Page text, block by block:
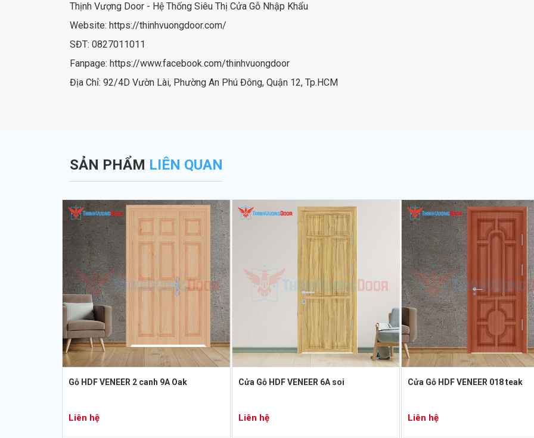
Thịnh Vượng Door - Hệ Thống Siêu Thị Cửa Gỗ Nhập Khẩu
Website: https://thinhvuongdoor.com/
SĐT: 0827011011
Fanpage: https://www.facebook.com/thinhvuongdoor
Địa Chỉ: 92/4D Vườn Lài, Phường An Phú Đông, Quận 12, Tp.HCM
SẢN PHẨM LIÊN QUAN
Gỗ HDF VENEER 2 canh 9A Oak
Liên hệ
Cửa Gỗ HDF VENEER 6A soi
Liên hệ
Cửa Gỗ HDF VENEER 018 teak
Liên hệ